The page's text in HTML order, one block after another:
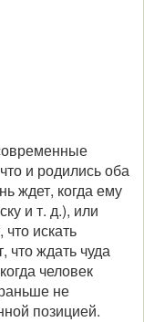
и родились оба
ждет, когда ему
и т. д.), или
искать
что ждать чуда
человек
не
позицией.